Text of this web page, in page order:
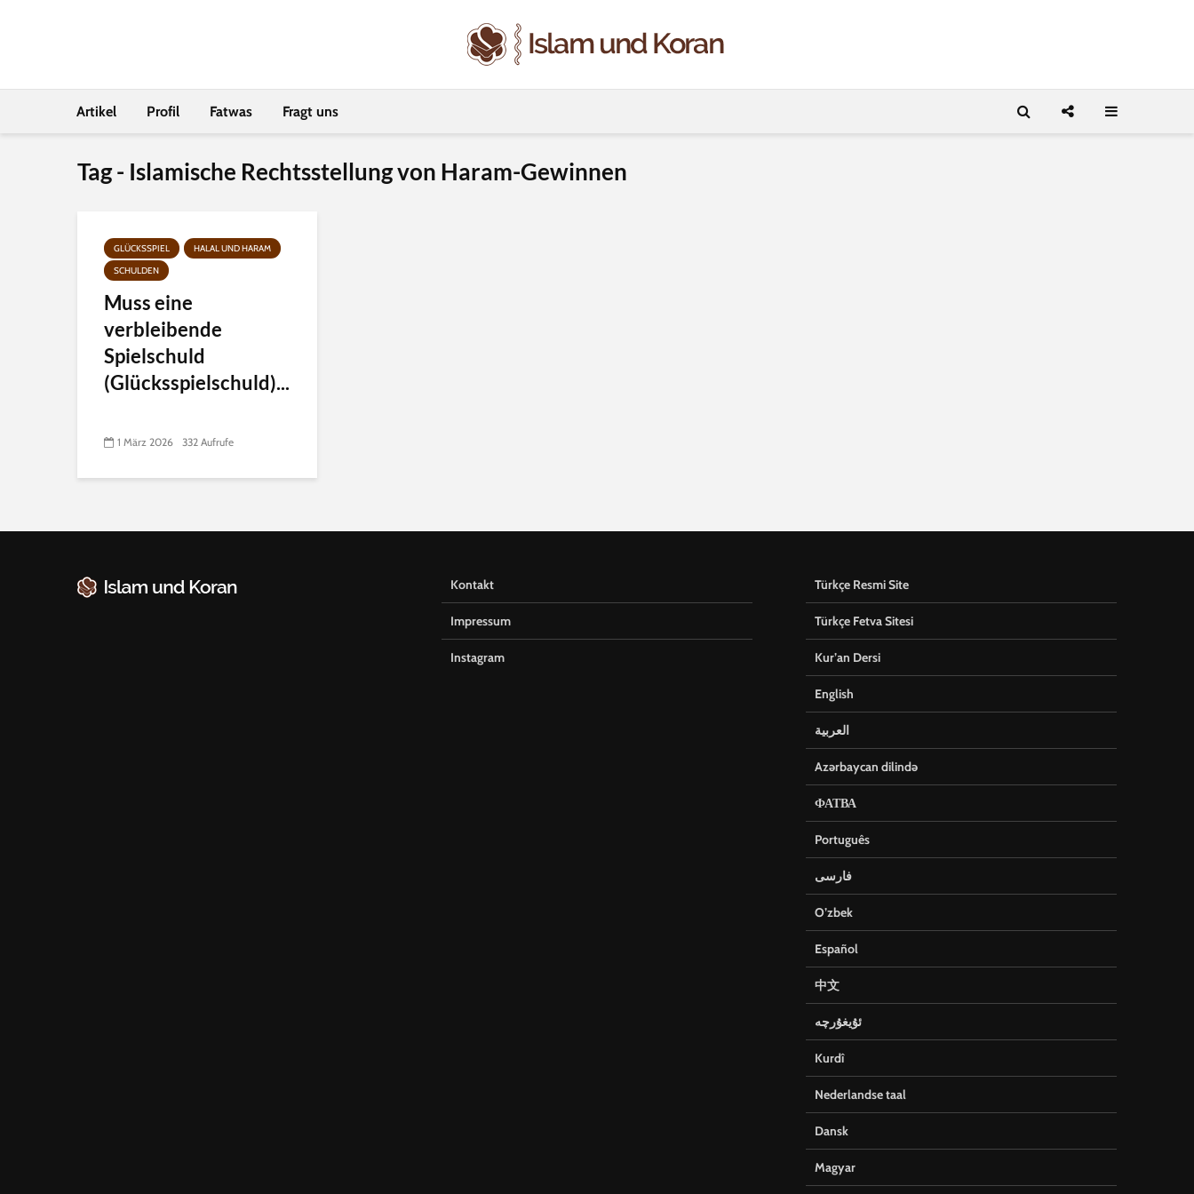
Artikel Profil Fatwas Fragt uns
Tag - Islamische Rechtsstellung von Haram-Gewinnen
GLÜCKSSPIEL
HALAL UND HARAM
SCHULDEN
Muss eine
verbleibende
Spielschuld
(Glücksspielschuld)...
1 März 2026 332 Aufrufe
Kontakt
Impressum
Instagram
Türkçe Resmi Site
Türkçe Fetva Sitesi
Kur’an Dersi
English
العربية
Azərbaycan dilində
ФАТВА
Português
فارسی
O’zbek
Español
中文
ئۇيغۇرچە
Kurdî
Nederlandse taal
Dansk
Magyar